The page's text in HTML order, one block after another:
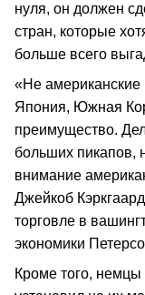
нуля, он должен
стран, которые
больше всего
«Не американские
Япония, Южная
преимущество.
больших пикапов,
внимание
Джейкоб
торговле в
экономики
Кроме того, немцы